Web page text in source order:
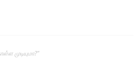
முடியுமா?"